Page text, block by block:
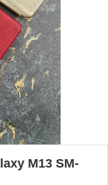
M13 SM-